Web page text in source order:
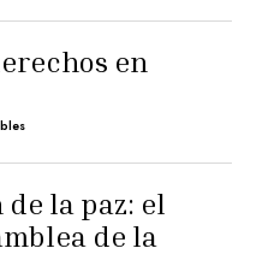
en
la paz: el
de la